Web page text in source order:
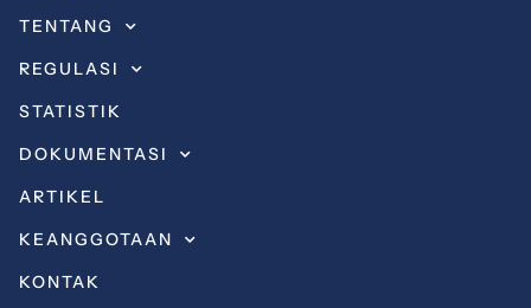
TENTANG
REGULASI
STATISTIK
DOKUMENTASI
ARTIKEL
KEANGGOTAAN
KONTAK